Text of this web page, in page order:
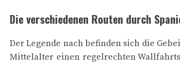
Die verschiedenen Routen durch
Der Legende nach befinden sich die
Mittelalter einen regelrechten